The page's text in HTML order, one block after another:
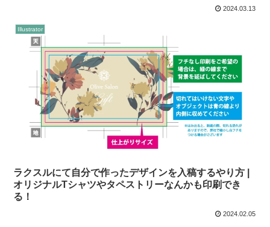
2024.03.13
Illustrator
ラクスルにて自分で作ったデザインを入稿するやり方 |
オリジナルTシャツやタペストリーなんかも印刷でき
る！
2024.02.05